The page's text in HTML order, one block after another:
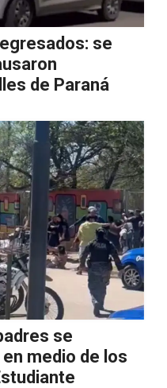
se
de Paraná
se
medio de los